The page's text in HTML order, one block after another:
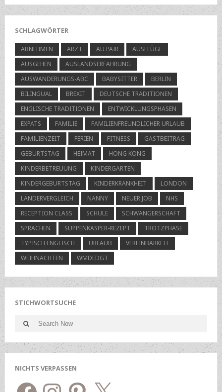
SCHLAGWÖRTER
ABNEHMEN ARZT AU PAIR
AUSFLÜGE
AUSGEHEN
AUSLANDSERFAHRUNG
AUSWANDERUNGS-ABC
BABYSITTER
BERLIN
BILINGUAL
BREXIT
DEUTSCHE TRADITIONEN
ENGLISCHE TRADITIONEN
ENTWICKLUNGSPHASEN
EXPATS
FAMILIE
FAMILIENFREUNDLICHER URLAUB
FAMILIENZEIT
FERIEN FITNESS
GASTBEITRAG
GEBURTSTAG
HEIMAT
HONG KONG
KINDERBETREUUNG
KINDERGARTEN
KINDERGEBURTSTAG
KINDERKRANKHEIT
LONDON
LÄNDERVERGLEICH
NANNY NEUER JOB
NHS
RECEPTION CLASS
SCHULE
SCHWANGERSCHAFT
SPRACHEN
SUPPENKASPER-REZEPT
TROTZPHASE
TYPISCH ENGLISCH
URLAUB
VEREINBARKEIT
WEIHNACHTEN
WMDEDGT
STICHWORTSUCHE
Search
for:
Search
NICHTS VERPASSEN
Facebook
Instagram Pinterest